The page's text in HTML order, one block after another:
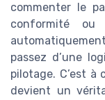
commenter le
conformité
passez d’une
pilotage. C’est
devient un